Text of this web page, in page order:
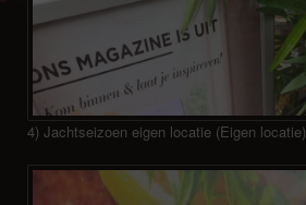
4) Jachtseizoen eigen locatie (Eigen locatie)